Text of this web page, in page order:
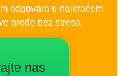
odgovara u najkraćem
prođe bez stresa.
nas